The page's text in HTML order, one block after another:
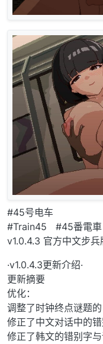
#45号电车
#Train45 #45番電車
v1.0.4.3 官方中文步
·v1.0.4.3更新介绍·
更新摘要
优化：
调整了时钟终点谜题的
修正了中文对话中的错
修正了韩文的错别字与